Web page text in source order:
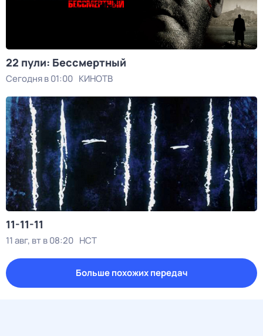
22 пули: Бессмертный
Сегодня в 01:00 КИНОТВ
11-11-11
11 авг, вт в 08:20 НСТ
Больше похожих передач